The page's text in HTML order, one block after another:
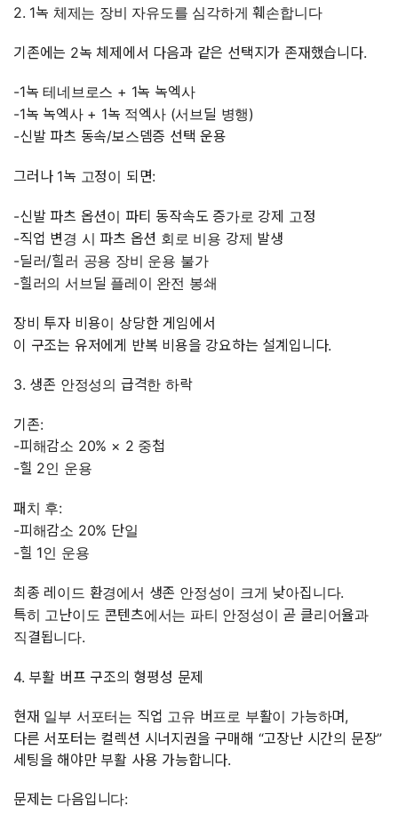
2. 1녹 체제는 장비 자유도를 심각하게 훼손합니다
기존에는 2녹 체제에서 다음과 같은 선택지가 존재했습니다.
-1녹 테네브로스 + 1녹 녹엑사
-1녹 녹엑사 + 1녹 적엑사 (서브딜 병행)
-신발 파츠 동속/보스뎀증 선택 운용
그러나 1녹 고정이 되면:
-신발 파츠 옵션이 파티 동작속도 증가로 강제 고정
-직업 변경 시 파츠 옵션 회로 비용 강제 발생
-딜러/힐러 공용 장비 운용 불가
-힐러의 서브딜 플레이 완전 봉쇄
장비 투자 비용이 상당한 게임에서
이 구조는 유저에게 반복 비용을 강요하는 설계입니다.
3. 생존 안정성의 급격한 하락
기존:
-피해감소 20% × 2 중첩
-힐 2인 운용
패치 후:
-피해감소 20% 단일
-힐 1인 운용
최종 레이드 환경에서 생존 안정성이 크게 낮아집니다.
특히 고난이도 콘텐츠에서는 파티 안정성이 곧 클리어율과
직결됩니다.
4. 부활 버프 구조의 형평성 문제
현재 일부 서포터는 직업 고유 버프로 부활이 가능하며,
다른 서포터는 컬렉션 시너지권을 구매해 “고장난 시간의 문장”
세팅을 해야만 부활 사용 가능합니다.
문제는 다음입니다: